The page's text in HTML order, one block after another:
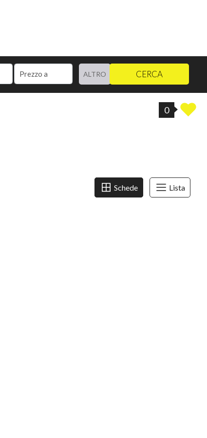
ALTRO CERCA
0
Schede Lista